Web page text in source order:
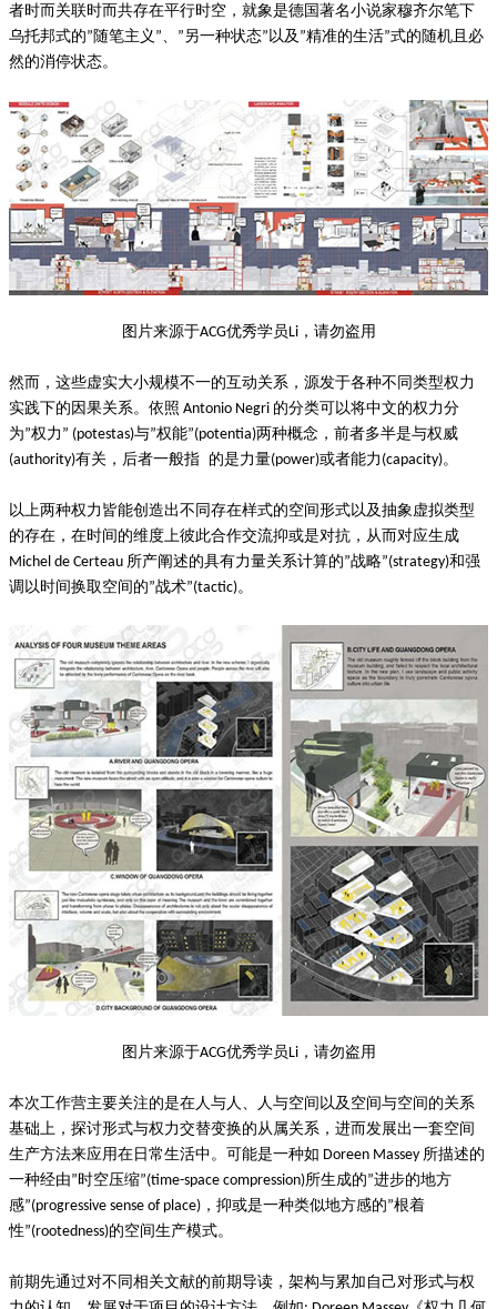
者时而关联时而共存在平行时空，就象是德国著名小说家穆齐尔笔下
乌托邦式的” 随笔主义 ” ” 另一种状态” 以及 ”精准的生活”式的随机且必
然的消停状态。
图片来源于ACG优秀学员 Li，请勿盗用
然而，这些虚实大小规模不一的互动关系，源发于各种不同类型权力
实践下的因果关系。依照 Antonio Negri 的分类可以将中文的权力分
为”权力 ” (potestas)与”权能”(potentia)两种概念，前者多半是与权威
(authority)有关，后者一般指 的是力量(power)或者能力 (capacity)。
以上两种权力皆能创造出不同存在样式的空间形式以及抽象虚拟类型
的存在，在时间的维度上彼此合作交流抑或是对抗，从而对应生成
Michel de Certeau 所产阐述的具有力量关系计算的”战略”(strategy)和强
调以时间换取空间的”战术”(tactic)。
图片来源于ACG优秀学员 Li，请勿盗用
本次工作营主要关注的是在人与人、人与空间以及空间与空间的关系
基础上，探讨形式与权力交替变换的从属关系，进而发展出一套空间
生产方法来应用在日常生活中。可能是一种如 Doreen Massey 所描述的
一种经由” 时空压缩”(time-space compression)所生成的”进步的地方
感”(progressive sense of place) ，抑或是一种类似地方感的”根着
性”(rootedness)的空间生产模式。
前期先通过对不同相关文献的前期导读，架构与累加自己对形式与权